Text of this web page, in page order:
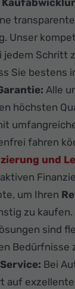
Unser
jedem Schritt
Sie bestens
Alle
höchsten
fahren
und
um Ihren
zu kaufen.
sind
Bedürfnisse
Bei
auf